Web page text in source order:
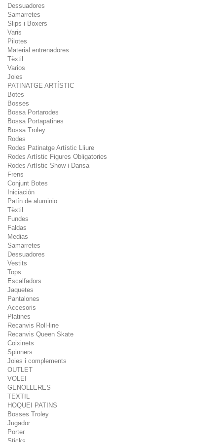
Dessuadores
Samarretes
Slips i Boxers
Varis
Pilotes
Material entrenadores
Tèxtil
Varios
Joies
PATINATGE ARTÍSTIC
Botes
Bosses
Bossa Portarodes
Bossa Portapatines
Bossa Troley
Rodes
Rodes Patinatge Artístic Lliure
Rodes Artístic Figures Obligatories
Rodes Artístic Show i Dansa
Frens
Conjunt Botes
Iniciación
Patín de aluminio
Tèxtil
Fundes
Faldas
Medias
Samarretes
Dessuadores
Vestits
Tops
Escalfadors
Jaquetes
Pantalones
Accesoris
Platines
Recanvis Roll-line
Recanvis Queen Skate
Coixinets
Spinners
Joies i complements
OUTLET
VOLEI
GENOLLERES
TEXTIL
HOQUEI PATINS
Bosses Troley
Jugador
Porter